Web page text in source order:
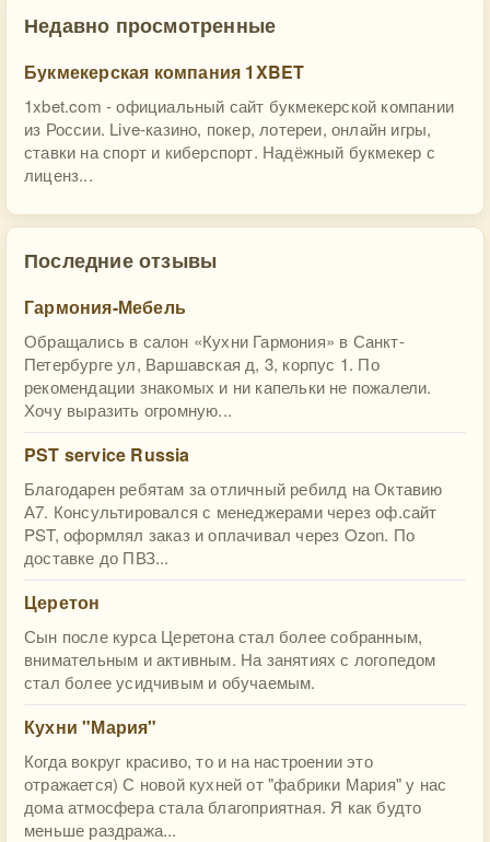
Недавно просмотренные
Букмекерская компания 1XBET
1xbet.com - официальный сайт букмекерской компании
из России. Live-казино, покер, лотереи, онлайн игры,
ставки на спорт и киберспорт. Надёжный букмекер с
лиценз...
Последние отзывы
Гармония-Мебель
Обращались в салон «Кухни Гармония» в Санкт-
Петербурге ул, Варшавская д, 3, корпус 1. По
рекомендации знакомых и ни капельки не пожалели.
Хочу выразить огромную...
PST service Russia
Благодарен ребятам за отличный ребилд на Октавию
А7. Консультировался с менеджерами через оф.сайт
PST, оформлял заказ и оплачивал через Ozon. По
доставке до ПВЗ...
Церетон
Сын после курса Церетона стал более собранным,
внимательным и активным. На занятиях с логопедом
стал более усидчивым и обучаемым.
Кухни "Мария"
Когда вокруг красиво, то и на настроении это
отражается) С новой кухней от "фабрики Мария" у нас
дома атмосфера стала благоприятная. Я как будто
меньше раздража...